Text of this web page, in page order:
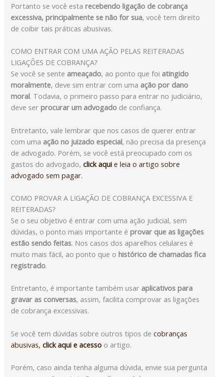
Portanto se você estarecebendo ligação de cobrança
excessiva, principalmente se não for sua, você tem direito
de coibir tais práticas abusivas.
COMO ENTRAR COM UMA AÇÃO PELAS REITERADAS
LIGAÇÕES DE COBRANÇA?
Se você se sente ameaçado, ao ponto que foi atingido
moralmente, deve sim entrar com uma ação por dano
moral. Todavia, o primeiro passo para entrar no judiciário,
deve serprocurar um advogado de confiança.
Entretanto, vale lembrar que nos casos de querer entrar
com uma ação no juizado especial, não precisa da presença
de advogado. Porém, se você está preocupado com os
gastos do advogado,click aqui e leia o artigo sobre
advogado sem pagar.
COMO PROVAR A LIGAÇÃO DE COBRANÇA EXCESSIVA E
REITERADAS?
Se o seu objetivo é entrar com uma ação judicial, sem
dúvidas, o ponto mais importante éprovar que as ligações
estão sendo feitas. Nos casos dos aparelhos celulares é
muito mais fácil, ao ponto que ohistórico de chamadas fica
registrado.
Entretanto, é importante também usar aplicativos para
gravar as conversas, assim, facilita comprovar as ligações
de cobrança excessivas.
Se você tem dúvidas sobre outros tipos decobranças
abusivas,click aqui e acesso o artigo.
Porém, caso ainda tenha alguma dúvida, envie sua pergunta